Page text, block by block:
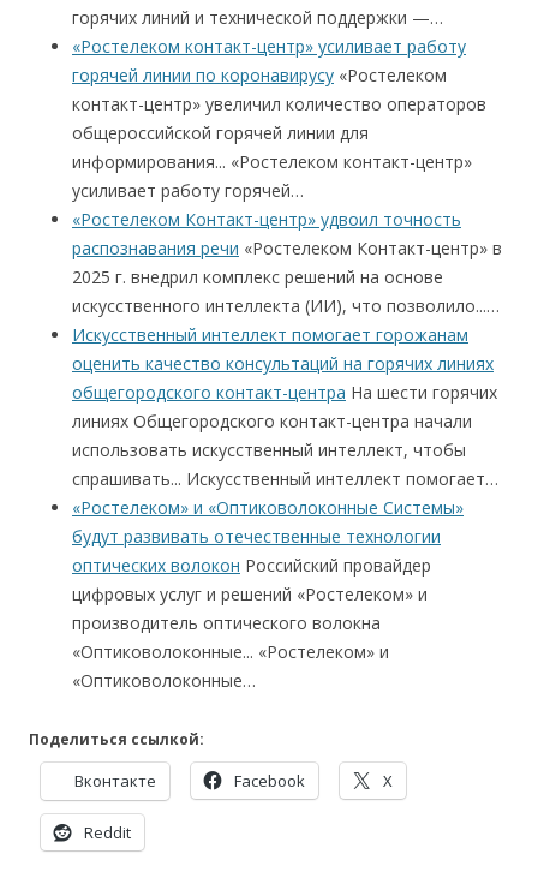
горячих линий и технической поддержки —…
«Ростелеком контакт-центр» усиливает работу
горячей линии по коронавирусу «Ростелеком
контакт-центр» увеличил количество операторов
общероссийской горячей линии для
информирования... «Ростелеком контакт-центр»
усиливает работу горячей…
«Ростелеком Контакт-центр» удвоил точность
распознавания речи «Ростелеком Контакт-центр» в
2025 г. внедрил комплекс решений на основе
искусственного интеллекта (ИИ), что позволило...…
Искусственный интеллект помогает горожанам
оценить качество консультаций на горячих линиях
общегородского контакт-центра На шести горячих
линиях Общегородского контакт-центра начали
использовать искусственный интеллект, чтобы
спрашивать... Искусственный интеллект помогает…
«Ростелеком» и «Оптиковолоконные Системы»
будут развивать отечественные технологии
оптических волокон Российский провайдер
цифровых услуг и решений «Ростелеком» и
производитель оптического волокна
«Оптиковолоконные... «Ростелеком» и
«Оптиковолоконные…
Поделиться ссылкой:
Вконтакте Facebook X
Reddit